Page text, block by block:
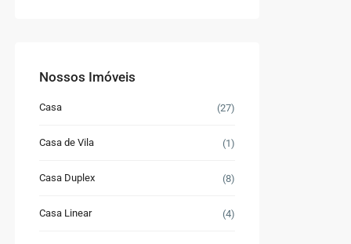
Nossos Imóveis
Casa (27)
Casa de Vila (1)
Casa Duplex (8)
Casa Linear (4)